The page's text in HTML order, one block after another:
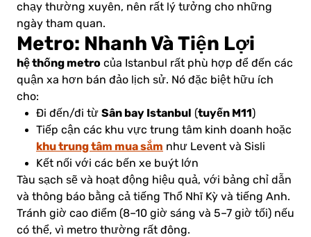
chạy thường xuyên, nên rất lý tưởng cho những
ngày tham quan.
Metro: Nhanh Và Tiện Lợi
hệ thống metro của Istanbul rất phù hợp để đến các
quận xa hơn bán đảo lịch sử. Nó đặc biệt hữu ích
cho:
Đi đến/đi từ Sân bay Istanbul (tuyến M11)
Tiếp cận các khu vực trung tâm kinh doanh hoặc
khu trung tâm mua sắm như Levent và Sisli
Kết nối với các bến xe buýt lớn
Tàu sạch sẽ và hoạt động hiệu quả, với bảng chỉ dẫn
và thông báo bằng cả tiếng Thổ Nhĩ Kỳ và tiếng Anh.
Tránh giờ cao điểm (8–10 giờ sáng và 5–7 giờ tối) nếu
có thể, vì metro thường rất đông.